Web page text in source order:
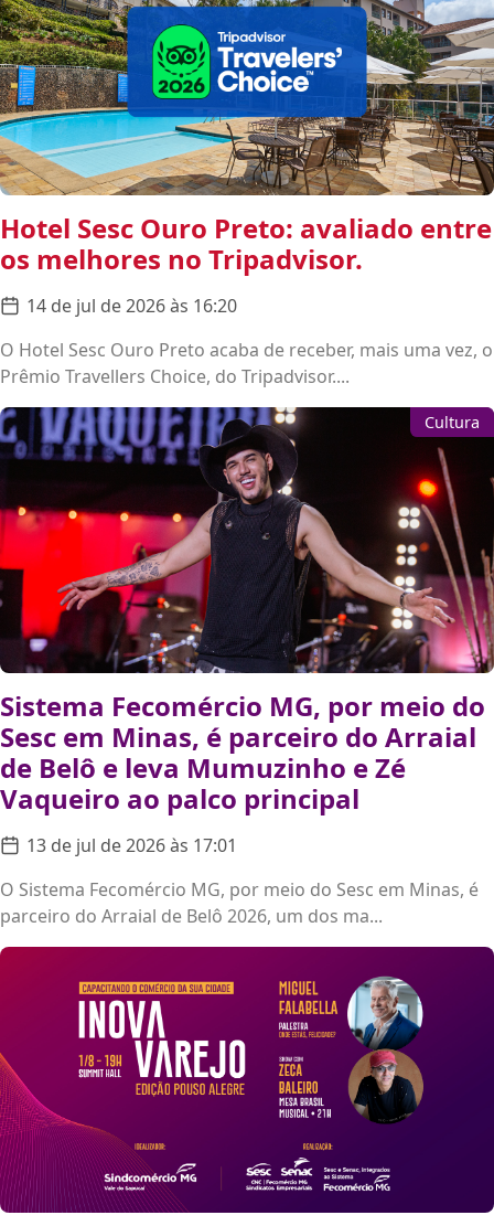
Hotel Sesc Ouro Preto: avaliado entre
os melhores no Tripadvisor.
14 de jul de 2026 às 16:20
O Hotel Sesc Ouro Preto acaba de receber, mais uma vez, o
Prêmio Travellers Choice, do Tripadvisor....
Cultura
Sistema Fecomércio MG, por meio do
Sesc em Minas, é parceiro do Arraial
de Belô e leva Mumuzinho e Zé
Vaqueiro ao palco principal
13 de jul de 2026 às 17:01
O Sistema Fecomércio MG, por meio do Sesc em Minas, é
parceiro do Arraial de Belô 2026, um dos ma...